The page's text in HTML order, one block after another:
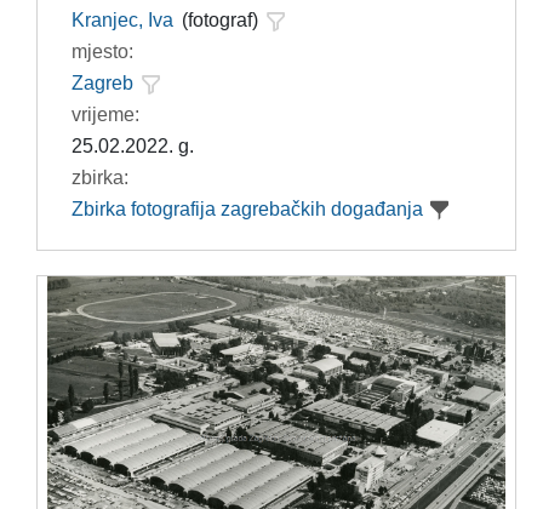
Kranjec, Iva (fotograf)
mjesto:
Zagreb
vrijeme:
25.02.2022. g.
zbirka:
Zbirka fotografija zagrebačkih događanja